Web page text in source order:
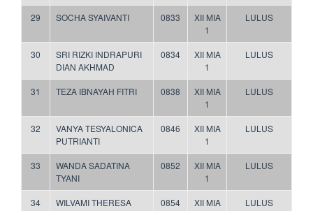
29 SOCHA SYAIVANTI 0833
XII MIA
1
LULUS
30
SRI RIZKI INDRAPURI
DIAN AKHMAD
0834
XII MIA
1
LULUS
31 TEZA IBNAYAH FITRI 0838
XII MIA
1
LULUS
32
VANYA TESYALONICA
PUTRIANTI
0846
XII MIA
1
LULUS
33
WANDA SADATINA
TYANI
0852
XII MIA
1
LULUS
34
WILVAMI THERESA
0854
XII MIA
LULUS